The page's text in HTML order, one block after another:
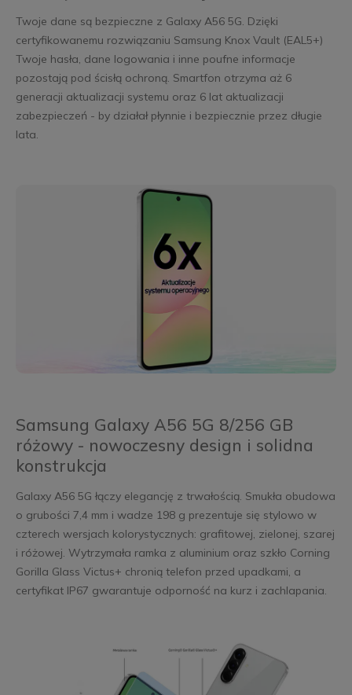
Twoje dane są bezpieczne z Galaxy A56 5G. Dzięki
certyfikowanemu rozwiązaniu Samsung Knox Vault (EAL5+)
Twoje hasła, dane logowania i inne poufne informacje
pozostają pod ścisłą ochroną. Smartfon otrzyma aż 6
generacji aktualizacji systemu oraz 6 lat aktualizacji
zabezpieczeń - by działał płynnie i bezpiecznie przez długie
lata.
Samsung Galaxy A56 5G 8/256 GB
różowy - nowoczesny design i solidna
konstrukcja
Galaxy A56 5G łączy elegancję z trwałością. Smukła obudowa
o grubości 7,4 mm i wadze 198 g prezentuje się stylowo w
czterech wersjach kolorystycznych: grafitowej, zielonej, szarej
i różowej. Wytrzymała ramka z aluminium oraz szkło Corning
Gorilla Glass Victus+ chronią telefon przed upadkami, a
certyfikat IP67 gwarantuje odporność na kurz i zachlapania.